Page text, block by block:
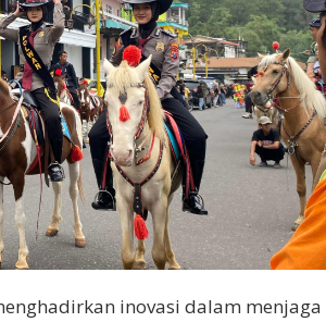
inovasi dalam menjaga